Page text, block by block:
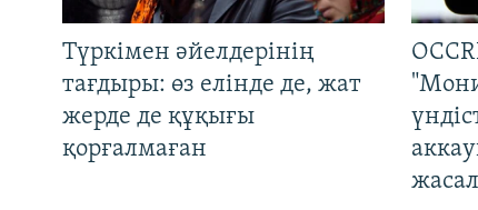
Түркімен әйелдерінің
тағдыры: өз елінде де, жат
жерде де құқығы
қорғалмаған